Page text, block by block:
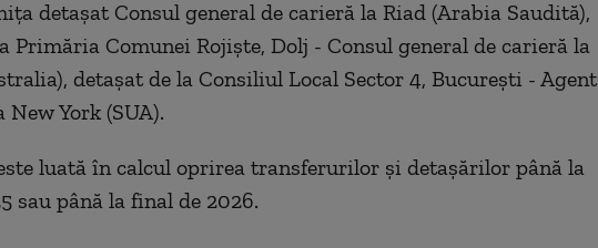
detașat Consul general de carieră la Riad (Arabia Saudită),
Primăria Comunei Rojiște, Dolj - Consul general de carieră la
detașat de la Consiliul Local Sector 4, București - Agent
York (SUA).
luată în calcul oprirea transferurilor și detașărilor până la
sau până la final de 2026.